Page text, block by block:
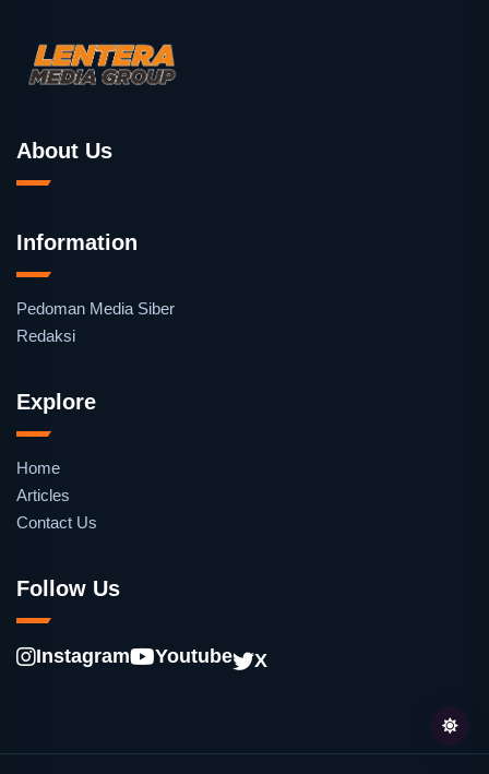
About Us
Information
Pedoman Media Siber
Redaksi
Explore
Home
Articles
Contact Us
Follow Us
Instagram Youtube X